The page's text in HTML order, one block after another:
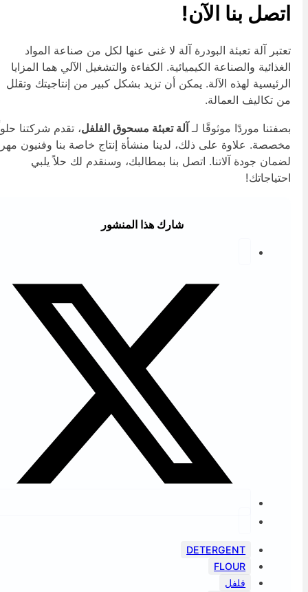
اتصل بنا الآن!
تعتبر آلة تعبئة البودرة آلة لا غنى عنها لكل من صناعة المواد
الغذائية والصناعة الكيميائية. الكفاءة والتشغيل الآلي هما المزايا
الرئيسية لهذه الآلة. يمكن أن تزيد بشكل كبير من إنتاجيتك وتقلل
من تكاليف العمالة.
بصفتنا موردًا موثوقًا لـآلة تعبئة مسحوق الفلفل، تقدم شركتنا حلولًا
مخصصة. علاوة على ذلك، لدينا منشأة إنتاج خاصة بنا وفنيون مهرة
لضمان جودة آلاتنا. اتصل بنا بمطالبك، وسنقدم لك حلاً يلبي
احتياجاتك!
شارك هذا المنشور
DETERGENT
FLOUR
فلفل